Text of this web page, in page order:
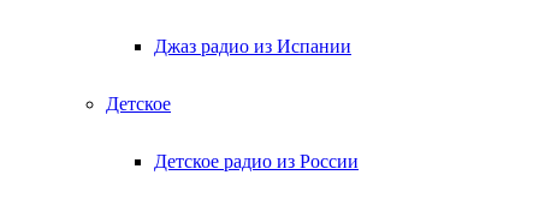
Джаз радио из Испании
Детское
Детское радио из России